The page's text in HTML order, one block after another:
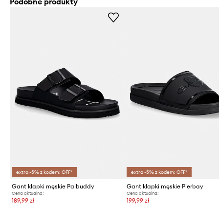
extra -5% z kodem: OFF*
Gant klapki męskie Palbuddy
Cena aktualna:
189,99 zł
extra -5% z kodem: OFF*
Gant klapki męskie Pierbay
Cena aktualna:
199,99 zł